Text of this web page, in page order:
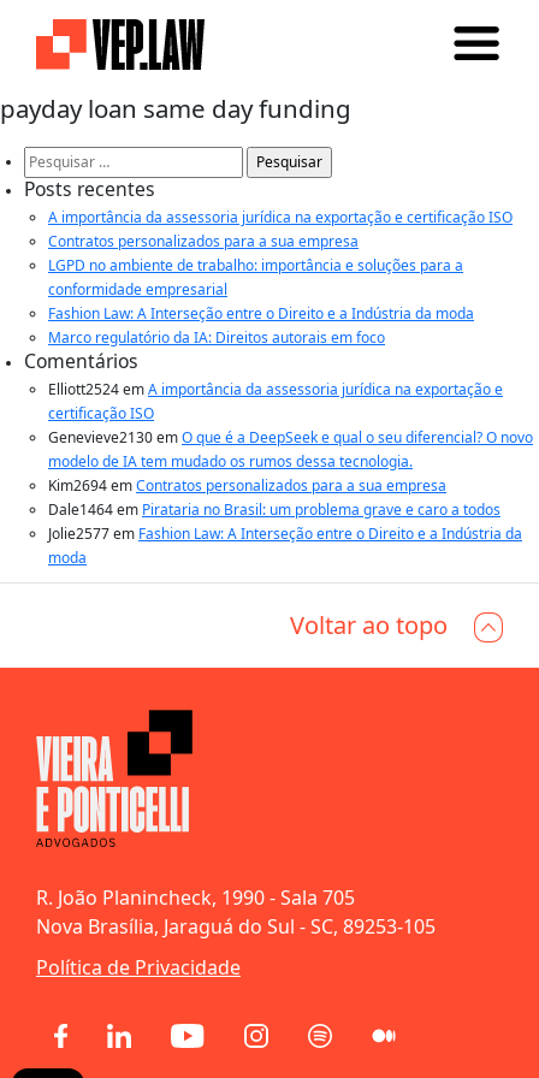
payday loan same day funding
Pesquisar
por:
Posts recentes
A importância da assessoria jurídica na exportação e certificação ISO
Contratos personalizados para a sua empresa
LGPD no ambiente de trabalho: importância e soluções para a
conformidade empresarial
Fashion Law: A Interseção entre o Direito e a Indústria da moda
Marco regulatório da IA: Direitos autorais em foco
Comentários
Elliott2524emA importância da assessoria jurídica na exportação e
certificação ISO
Genevieve2130emO que é a DeepSeek e qual o seu diferencial? O novo
modelo de IA tem mudado os rumos dessa tecnologia.
Kim2694emContratos personalizados para a sua empresa
Dale1464em Pirataria no Brasil: um problema grave e caro a todos
Jolie2577em Fashion Law: A Interseção entre o Direito e a Indústria da
moda
Voltar ao topo
R. João Planincheck, 1990 - Sala 705
Nova Brasília, Jaraguá do Sul - SC, 89253-105
Política de Privacidade